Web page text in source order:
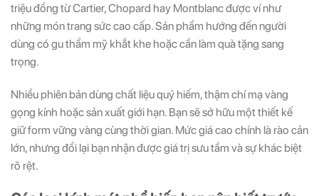
triệu đồng từ Cartier, Chopard hay Montblanc được ví như
những món trang sức cao cấp. Sản phẩm hướng đến người
dùng có gu thẩm mỹ khắt khe hoặc cần làm quà tặng sang
trọng.
Nhiều phiên bản dùng chất liệu quý hiếm, thậm chí mạ vàng
gọng kính hoặc sản xuất giới hạn. Bạn sẽ sở hữu một thiết kế
giữ form vững vàng cùng thời gian. Mức giá cao chính là rào cản
lớn, nhưng đổi lại bạn nhận được giá trị sưu tầm và sự khác biệt
rõ rệt.